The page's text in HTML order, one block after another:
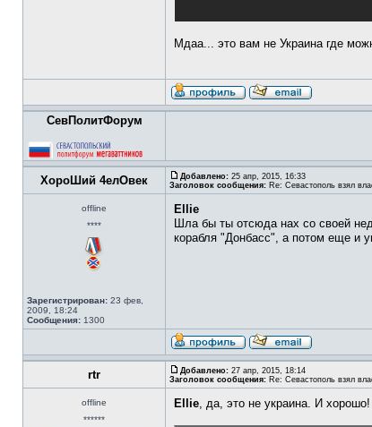
Мдаа... это вам не Украина где
СевПолитФорум
ХороШий 4елОвек Добавлено: 25 апр, 2015, 16:33
Заголовок сообщения: Re: Севастополь взял
offline
****
Зарегистрирован: 23 фев,
2009, 18:24
Сообщения: 1300
Ellie
Шла бы ты отсюда нах со своей
корабля "Донбасс", а потом еще и
rtr Добавлено: 27 апр, 2015, 18:14
Заголовок сообщения: Re: Севастополь взял
offline
******
Ellie, да, это не украина. И хорошо!